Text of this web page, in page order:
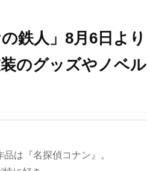
鉄人」8月6日より
のグッズやノベル
は『名探偵コナン』。